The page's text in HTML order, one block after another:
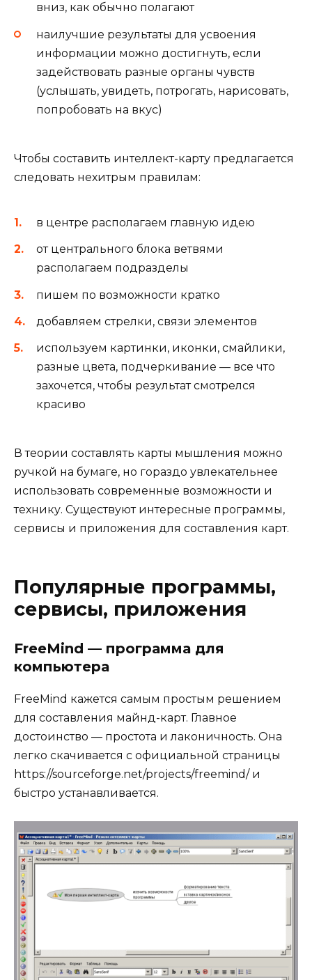
вниз, как обычно полагают
наилучшие результаты для усвоения
информации можно достигнуть, если
задействовать разные органы чувств
(услышать, увидеть, потрогать, нарисовать,
попробовать на вкус)
Чтобы составить интеллект-карту предлагается
следовать нехитрым правилам:
в центре располагаем главную идею
от центрального блока ветвями
располагаем подразделы
пишем по возможности кратко
добавляем стрелки, связи элементов
используем картинки, иконки, смайлики,
разные цвета, подчеркивание — все что
захочется, чтобы результат смотрелся
красиво
В теории составлять карты мышления можно
ручкой на бумаге, но гораздо увлекательнее
использовать современные возможности и
технику. Существуют интересные программы,
сервисы и приложения для составления карт.
Популярные программы,
сервисы, приложения
FreeMind — программа для
компьютера
FreeMind кажется самым простым решением
для составления майнд-карт. Главное
достоинство — простота и лаконичность. Она
легко скачивается с официальной страницы
https://sourceforge.net/projects/freemind/ и
быстро устанавливается.